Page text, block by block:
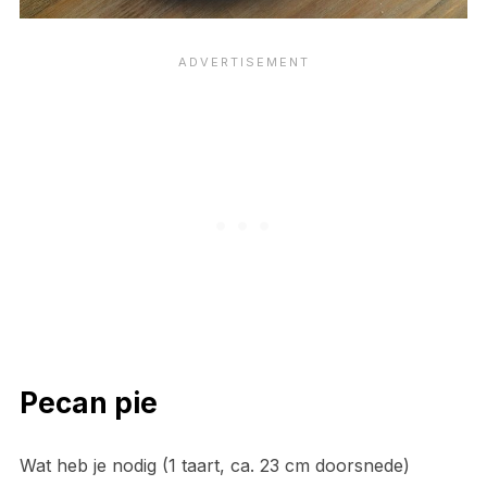
Pecan pie
Wat heb je nodig (1 taart, ca. 23 cm doorsnede)